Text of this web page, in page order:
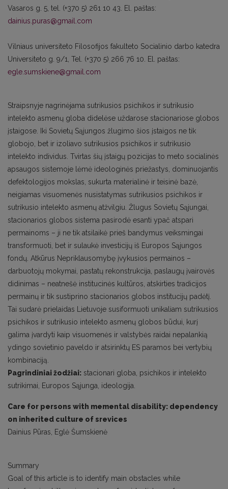
Vasaros g. 5, tel. (+370 5) 261 10 43. El. paštas:
dainius.puras@gmail.com
Vilniaus universiteto Filosofijos fakulteto Socialinio darbo katedra
Universiteto g. 9/1, Tel. (+370 5) 266 76 10. El. paštas:
egle.sumskiene@gmail.com
Straipsnyje nagrinėjama sutrikusios psichikos ir sutrikusio
intelekto asmenų globa didelėse uždarose stacionariose globos
įstaigose. Iki Sovietų Sąjungos žlugimo šios įstaigos ne tik
globojo, bet ir izoliavo sutrikusios psichikos ir sutrikusio
intelekto individus. Tvirtas šių įstaigų pozicijas to meto socialinės
apsaugos sistemoje lėmė ideologinės priežastys, dominuojantis
defektologijos mokslas, sukurta materialinė ir teisinė bazė,
neigiamas visuomenės nusistatymas sutrikusios psichikos ir
sutrikusio intelekto asmenų atžvilgiu. Žlugus Sovietų Sąjungai,
stacionarios globos sistema pasirodė esanti ypač atspari
permainoms – ji ne tik atsilaikė prieš bandymus veiksmingai
transformuoti, bet ir sulaukė investicijų iš Europos Sąjungos
fondų. Atkūrus Nepriklausomybę įvykusios permainos –
darbuotojų mokymai, pastatų rekonstrukcija, paslaugų įvairovės
didinimas – neatnešė institucinės kultūros, atskirties tradicijos
permainų ir tik sustiprino stacionarios globos institucijų padėtį.
Tai sudarė prielaidas Lietuvoje susiformuoti unikaliam sutrikusios
psichikos ir sutrikusio intelekto asmenų globos būdui, kurį
galima įvardyti kaip visuomenės ir valstybės raidai nepalankią
ydingo sovietinio paveldo ir atsirinktų ES paramos bei vertybių
kombinaciją.
Pagrindiniai žodžiai: stacionari globa, psichikos ir intelekto
sutrikimai, Europos Sąjunga, ideologija.
Care for persons with memental disability: dependency
on inherited culture of srevices
Dainius Pūras, Eglė Šumskienė
Summary
Goal of this article is to identify main obstacles while